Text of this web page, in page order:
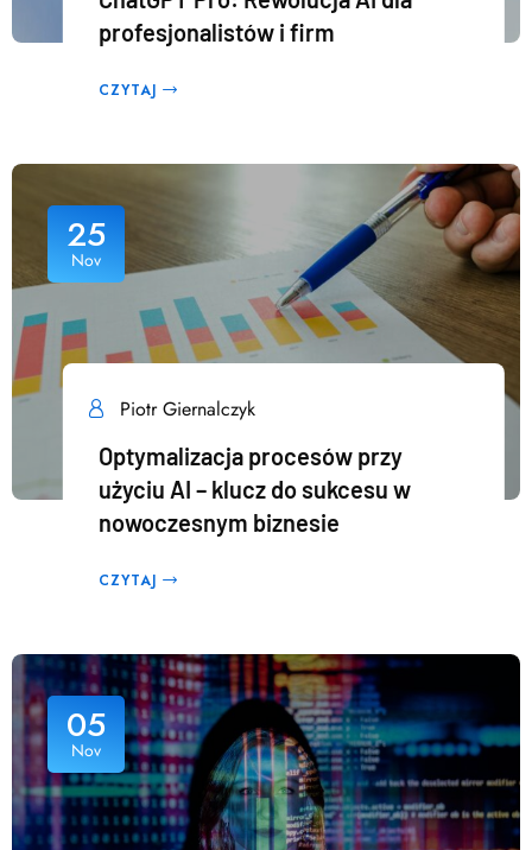
profesjonalistów i firm
CZYTAJ
25
Nov
Piotr Giernalczyk
Optymalizacja procesów przy
użyciu AI – klucz do sukcesu w
nowoczesnym biznesie
CZYTAJ
05
Nov